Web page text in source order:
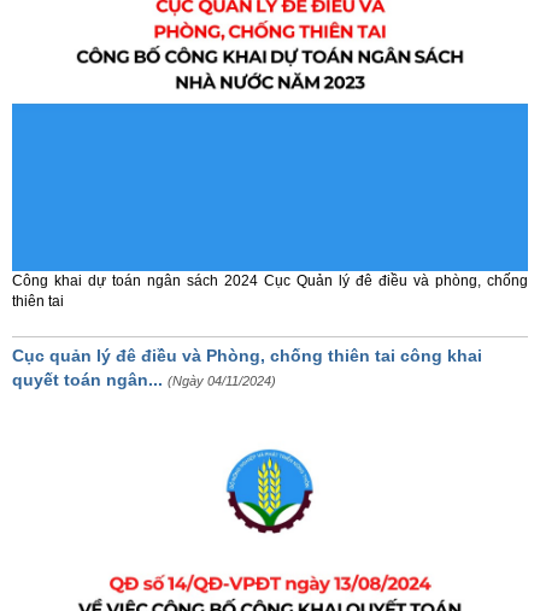
Công khai dự toán ngân sách 2024 Cục Quản lý đê điều và phòng, chống
thiên tai
Cục quản lý đê điều và Phòng, chống thiên tai công khai
quyết toán ngân... (Ngày 04/11/2024)